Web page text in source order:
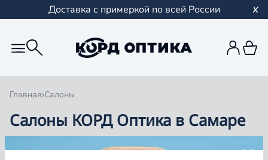
Доставка с примеркой по всей России
Главная Салоны
Салоны КОРД Оптика в Самаре
Группа компаний «Корд Оптика» - это более 100